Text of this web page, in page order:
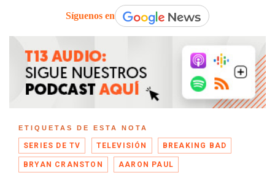
Síguenos en
ETIQUETAS DE ESTA NOTA
SERIES DE TV TELEVISIÓN BREAKING BAD
BRYAN CRANSTON AARON PAUL